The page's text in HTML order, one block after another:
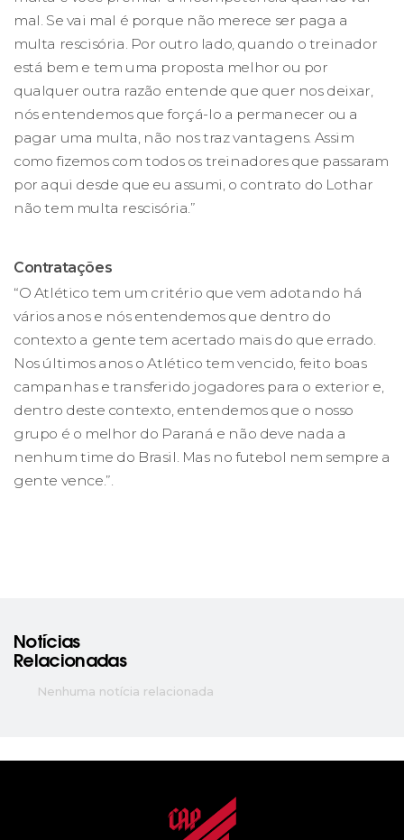
mal. Se vai mal é porque não merece ser paga a
multa rescisória. Por outro lado, quando o treinador
está bem e tem uma proposta melhor ou por
qualquer outra razão entende que quer nos deixar,
nós entendemos que forçá-lo a permanecer ou a
pagar uma multa, não nos traz vantagens. Assim
como fizemos com todos os treinadores que passaram
por aqui desde que eu assumi, o contrato do Lothar
não tem multa rescisória.”
Contratações
“O Atlético tem um critério que vem adotando há
vários anos e nós entendemos que dentro do
contexto a gente tem acertado mais do que errado.
Nos últimos anos o Atlético tem vencido, feito boas
campanhas e transferido jogadores para o exterior e,
dentro deste contexto, entendemos que o nosso
grupo é o melhor do Paraná e não deve nada a
nenhum time do Brasil. Mas no futebol nem sempre a
gente vence.”.
Notícias
Relacionadas
Nenhuma notícia relacionada